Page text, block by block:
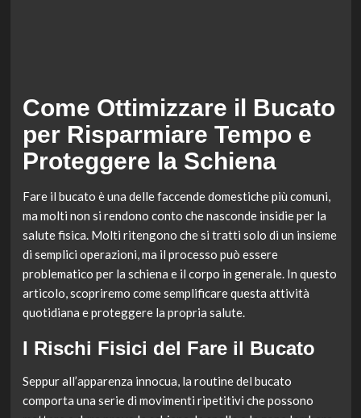
Come Ottimizzare il Bucato
per Risparmiare Tempo e
Proteggere la Schiena
Fare il bucato è una delle faccende domestiche più comuni,
ma molti non si rendono conto che nasconde insidie per la
salute fisica. Molti ritengono che si tratti solo di un insieme
di semplici operazioni, ma il processo può essere
problematico per la schiena e il corpo in generale. In questo
articolo, scopriremo come semplificare questa attività
quotidiana e proteggere la propria salute.
I Rischi Fisici del Fare il Bucato
Seppur all’apparenza innocua, la routine del bucato
comporta una serie di movimenti ripetitivi che possono